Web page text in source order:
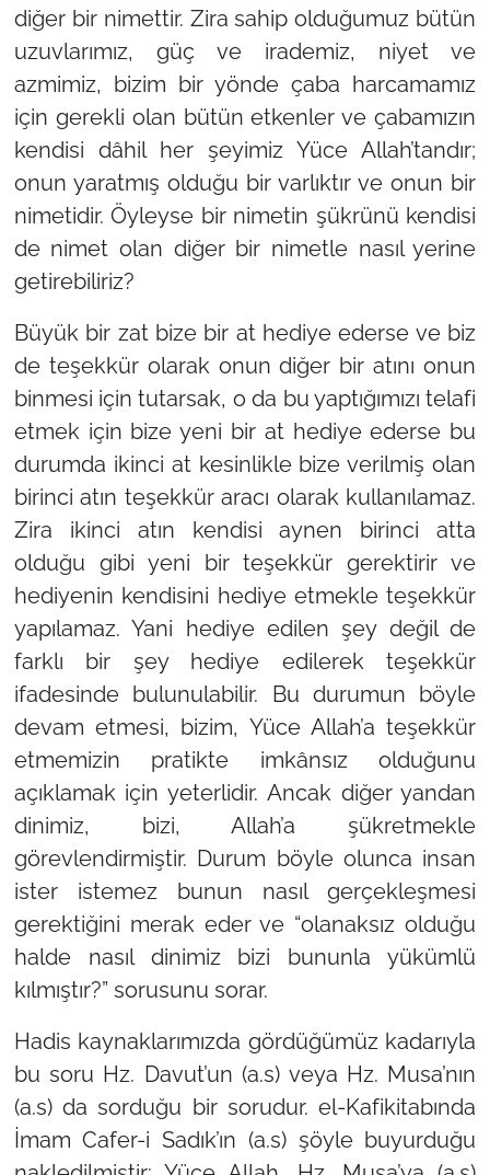
diğer bir nimettir. Zira sahip olduğumuz bütün
uzuvlarımız, güç ve irademiz, niyet ve
azmimiz, bizim bir yönde çaba harcamamız
için gerekli olan bütün etkenler ve çabamızın
kendisi dâhil her şeyimiz Yüce Allah’tandır;
onun yaratmış olduğu bir varlıktır ve onun bir
nimetidir. Öyleyse bir nimetin şükrünü kendisi
de nimet olan diğer bir nimetle nasıl yerine
getirebiliriz?
Büyük bir zat bize bir at hediye ederse ve biz
de teşekkür olarak onun diğer bir atını onun
binmesi için tutarsak, o da bu yaptığımızı telafi
etmek için bize yeni bir at hediye ederse bu
durumda ikinci at kesinlikle bize verilmiş olan
birinci atın teşekkür aracı olarak kullanılamaz.
Zira ikinci atın kendisi aynen birinci atta
olduğu gibi yeni bir teşekkür gerektirir ve
hediyenin kendisini hediye etmekle teşekkür
yapılamaz. Yani hediye edilen şey değil de
farklı bir şey hediye edilerek teşekkür
ifadesinde bulunulabilir. Bu durumun böyle
devam etmesi, bizim, Yüce Allah’a teşekkür
etmemizin pratikte imkânsız olduğunu
açıklamak için yeterlidir. Ancak diğer yandan
dinimiz, bizi, Allah’a şükretmekle
görevlendirmiştir. Durum böyle olunca insan
ister istemez bunun nasıl gerçekleşmesi
gerektiğini merak eder ve “olanaksız olduğu
halde nasıl dinimiz bizi bununla yükümlü
kılmıştır?” sorusunu sorar.
Hadis kaynaklarımızda gördüğümüz kadarıyla
bu soru Hz. Davut’un (a.s) veya Hz. Musa’nın
(a.s) da sorduğu bir sorudur. el-Kafikitabında
İmam Cafer-i Sadık’ın (a.s) şöyle buyurduğu